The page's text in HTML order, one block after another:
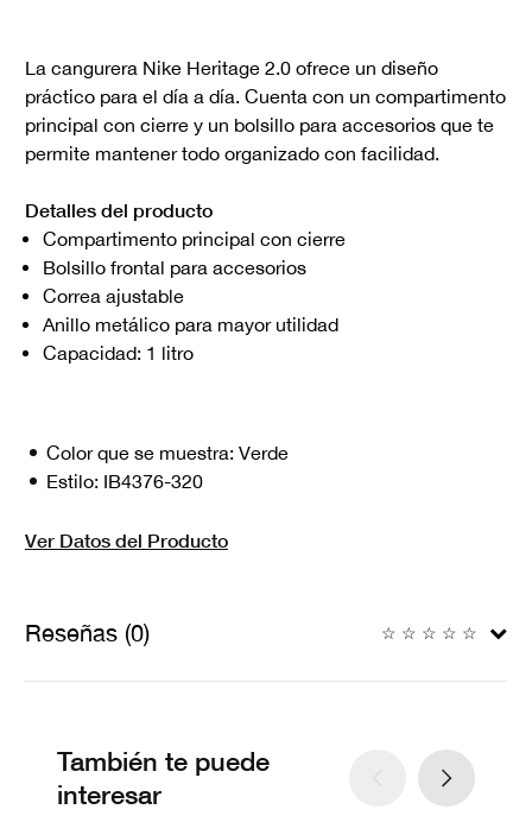
La cangurera Nike Heritage 2.0 ofrece un diseño
práctico para el día a día. Cuenta con un compartimento
principal con cierre y un bolsillo para accesorios que te
permite mantener todo organizado con facilidad.
Detalles del producto
Compartimento principal con cierre
Bolsillo frontal para accesorios
Correa ajustable
Anillo metálico para mayor utilidad
Capacidad: 1 litro
Color que se muestra: Verde
Estilo: IB4376-320
Ver Datos del Producto
Reseñas (0) ☆ ☆ ☆ ☆ ☆
También te puede
interesar